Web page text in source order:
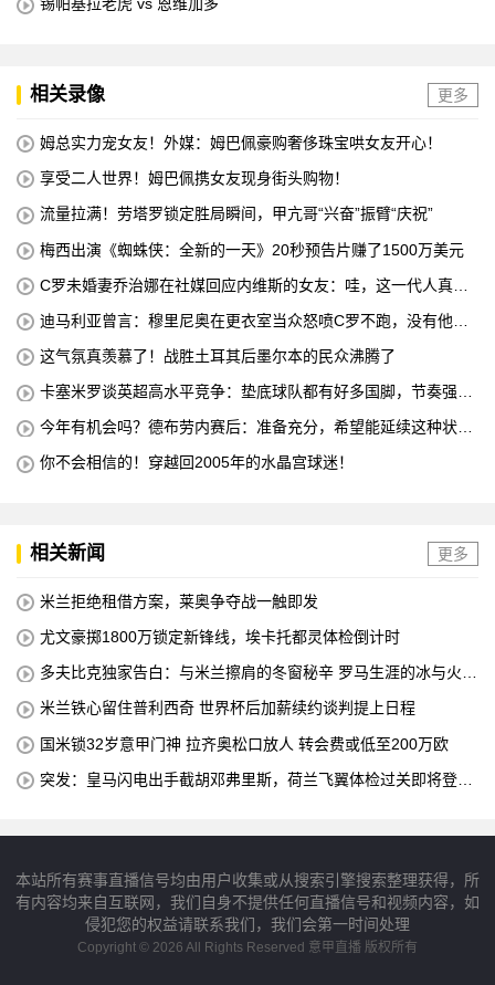
锡帕基拉老虎 vs 恩维加多
相关录像 更多
姆总实力宠女友！外媒：姆巴佩豪购奢侈珠宝哄女友开心！
享受二人世界！姆巴佩携女友现身街头购物！
流量拉满！劳塔罗锁定胜局瞬间，甲亢哥“兴奋”振臂“庆祝”
梅西出演《蜘蛛侠：全新的一天》20秒预告片赚了1500万美元
C罗未婚妻乔治娜在社媒回应内维斯的女友：哇，这一代人真劲
迪马利亚曾言：穆里尼奥在更衣室当众怒喷C罗不跑，没有他不
这气氛真羡慕了！战胜土耳其后墨尔本的民众沸腾了
卡塞米罗谈英超高水平竞争：垫底球队都有好多国脚，节奏强度
今年有机会吗？德布劳内赛后：准备充分，希望能延续这种状
你不会相信的！穿越回2005年的水晶宫球迷！
相关新闻 更多
米兰拒绝租借方案，莱奥争夺战一触即发
尤文豪掷1800万锁定新锋线，埃卡托都灵体检倒计时
多夫比克独家告白：与米兰擦肩的冬窗秘辛 罗马生涯的冰与火之
米兰铁心留住普利西奇 世界杯后加薪续约谈判提上日程
国米锁32岁意甲门神 拉齐奥松口放人 转会费或低至200万欧
突发：皇马闪电出手截胡邓弗里斯，荷兰飞翼体检过关即将登陆
本站所有赛事直播信号均由用户收集或从搜索引擎搜索整理获得，所
有内容均来自互联网，我们自身不提供任何直播信号和视频内容，如
侵犯您的权益请联系我们，我们会第一时间处理
Copyright © 2026 All Rights Reserved 意甲直播 版权所有